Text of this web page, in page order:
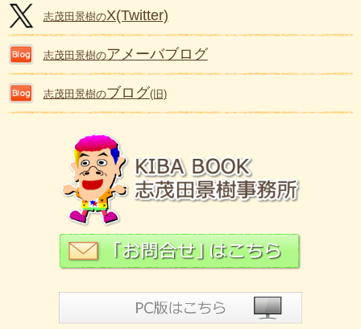
志茂田景樹のX(Twitter)
志茂田景樹のアメーバブログ
志茂田景樹のブログ(旧)